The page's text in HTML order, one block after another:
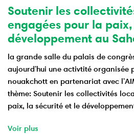
Soutenir les
engagées pour la
développement au
la grande salle du palais de
aujourd'hui une activtité organisée
nouakchott en partenariat avec
thème: Soutenir les collectivités
paix, la sécurité et le
Voir plus